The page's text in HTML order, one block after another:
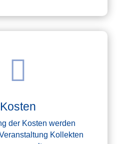

Kosten
der Kosten werden
Kollekten